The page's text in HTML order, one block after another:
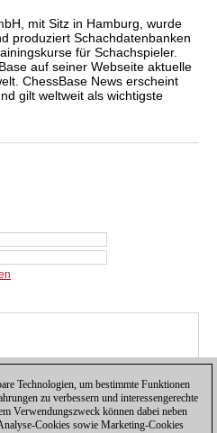
mit Sitz in Hamburg, wurde
produziert Schachdatenbanken
für Schachspieler.
auf seiner Webseite aktuelle
ChessBase News erscheint
gilt weltweit als wichtigste
Technologien, um bestimmte Funktionen
zu verbessern und interessengerechte
Verwendungszweck können dabei neben
Cookies sowie Marketing-Cookies